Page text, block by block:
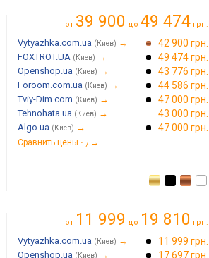
от 39 900 до 49 474 грн.
Vytyazhka.com.ua (Киев) → 42 900 грн.
FOXTROT.UA (Киев) → 49 474 грн.
Openshop.ua (Киев) → 43 776 грн.
Foroom.com.ua (Киев) → 44 586 грн.
Tviy-Dim.com (Киев) → 47 000 грн.
Tehnohata.ua (Киев) → 43 000 грн.
Algo.ua (Киев) → 47 000 грн.
Сравнить цены 17 →
от 11 999 до 19 810 грн.
Vytyazhka.com.ua (Киев) → 11 999 грн.
Openshop.ua (Киев) → 17 697 грн.